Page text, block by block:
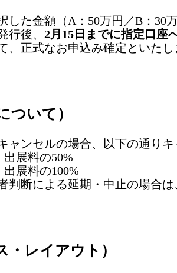
した金額（A：50万円／B：30
行後、 2月15日までに指定口座
、正式なお申込み確定といたし
ついて）
ャンセルの場合、以下の通りキ
展料の50%
展料の100%
判断による延期・中止の場合
・レイアウト）